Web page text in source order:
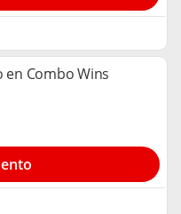
en Combo Wins